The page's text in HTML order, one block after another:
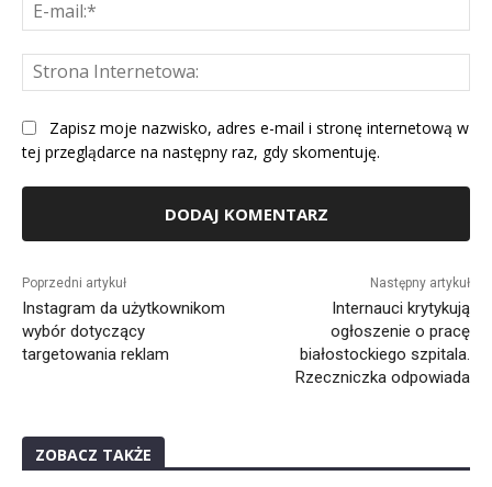
Zapisz moje nazwisko, adres e-mail i stronę internetową w
tej przeglądarce na następny raz, gdy skomentuję.
Poprzedni artykuł
Instagram da użytkownikom
wybór dotyczący
targetowania reklam
Następny artykuł
Internauci krytykują
ogłoszenie o pracę
białostockiego szpitala.
Rzeczniczka odpowiada
ZOBACZ TAKŻE